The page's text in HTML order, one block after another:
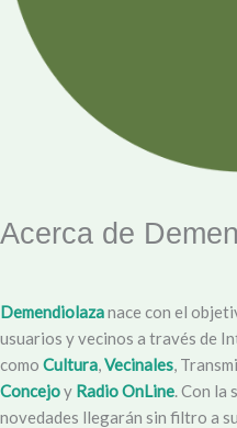
Acerca de
Demendiolazanace con el
usuarios y vecinos a través de
como Cultura,Vecinales,
Concejoy Radio OnLine. Con la
novedades llegarán sin filtro a